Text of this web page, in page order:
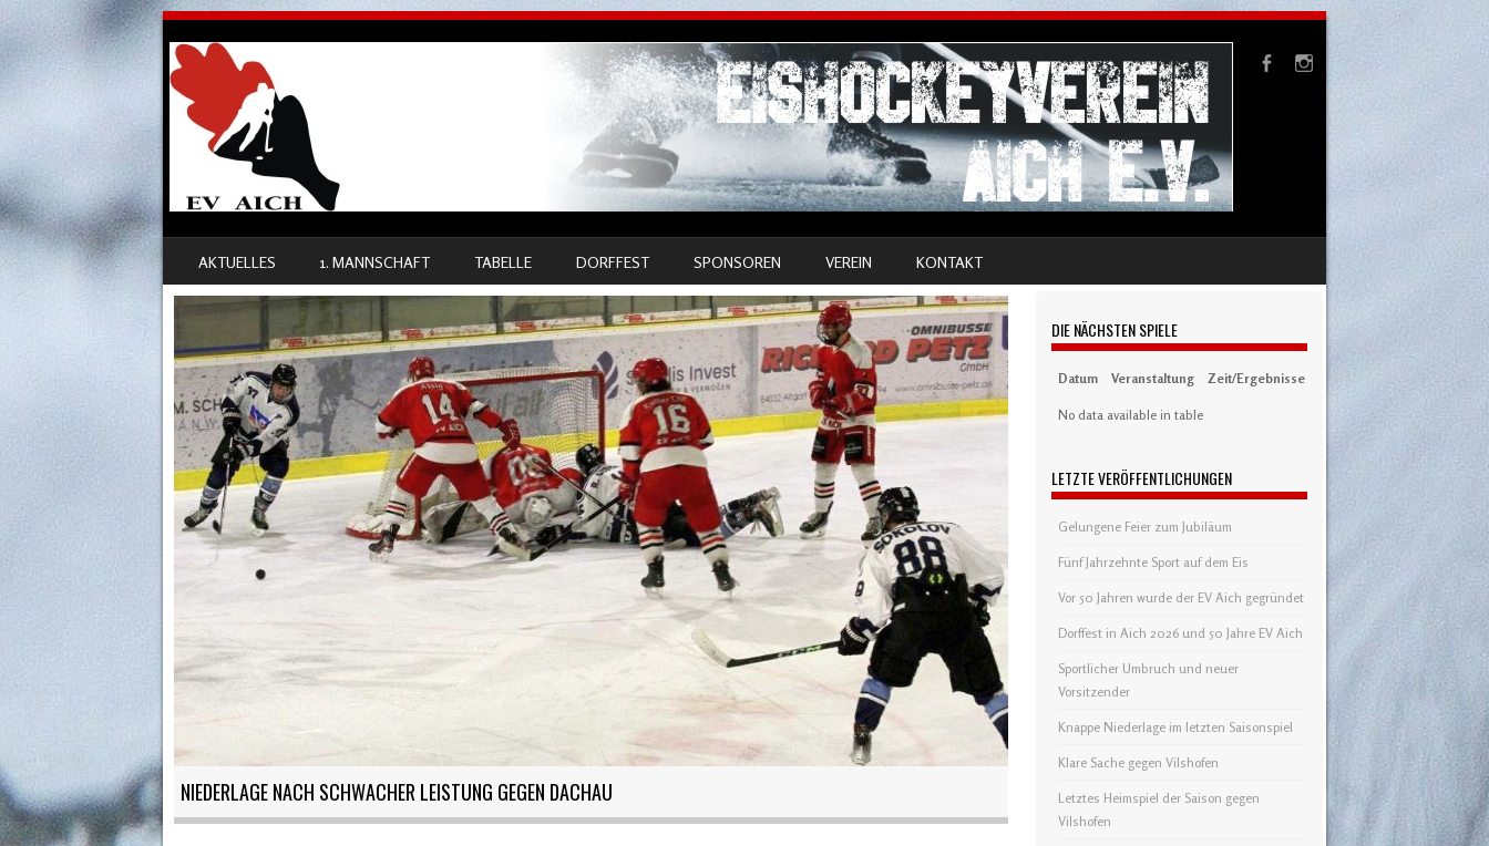
MENU
AKTUELLES 1. MANNSCHAFT TABELLE DORFFEST SPONSOREN VEREIN KONTAKT
NIEDERLAGE NACH SCHWACHER LEISTUNG GEGEN DACHAU
DIE NÄCHSTEN SPIELE
Datum Veranstaltung Zeit/Ergebnisse Austragungsort Artikel
No data available in table
LETZTE VERÖFFENTLICHUNGEN
Gelungene Feier zum Jubiläum
Fünf Jahrzehnte Sport auf dem Eis
Vor 50 Jahren wurde der EV Aich gegründet
Dorffest in Aich 2026 und 50 Jahre EV Aich
Sportlicher Umbruch und neuer
Vorsitzender
Knappe Niederlage im letzten Saisonspiel
Klare Sache gegen Vilshofen
Letztes Heimspiel der Saison gegen
Vilshofen